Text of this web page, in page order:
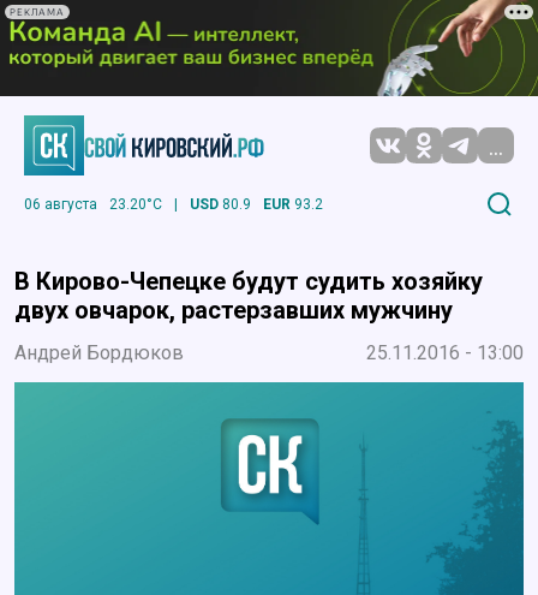
РЕКЛАМА
...
06 августа 23.20°C | USD 80.9 EUR 93.2
В Кирово-Чепецке будут судить хозяйку
двух овчарок, растерзавших мужчину
Андрей Бордюков 25.11.2016 - 13:00